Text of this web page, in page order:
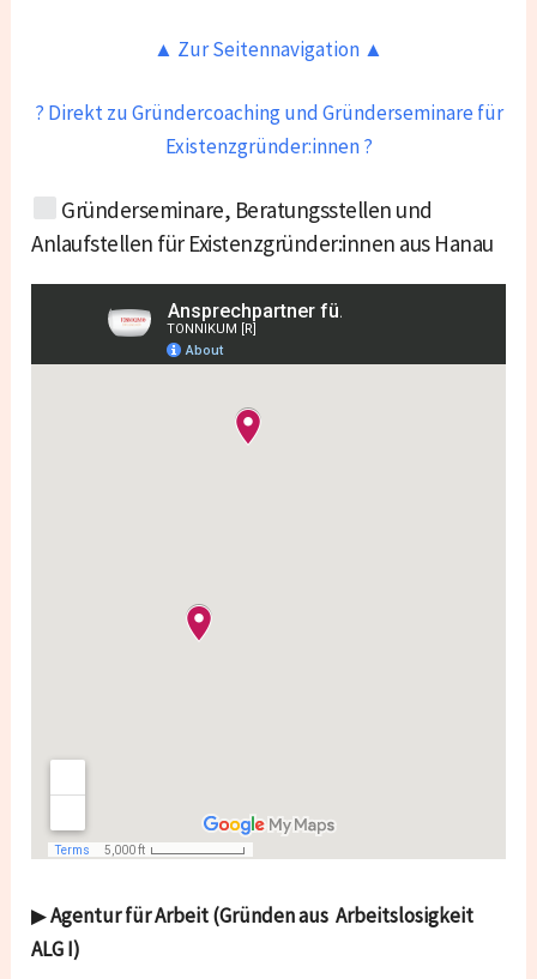
▲ Zur Seitennavigation ▲
? Direkt zu Gründercoaching und Gründerseminare für
Existenzgründer:innen ?
Gründerseminare, Beratungsstellen und
Anlaufstellen für Existenzgründer:innen aus Hanau
▶Agentur für Arbeit (Gründen aus Arbeitslosigkeit
ALG I)